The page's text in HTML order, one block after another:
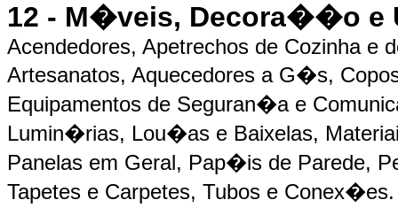
12 - M�veis, Decora��o
Acendedores, Apetrechos de Cozinha e
Artesanatos, Aquecedores a G�s,
Equipamentos de Seguran�a e
Lumin�rias, Lou�as e Baixelas,
Panelas em Geral, Pap�is de Parede,
Tapetes e Carpetes, Tubos e Conex�es.